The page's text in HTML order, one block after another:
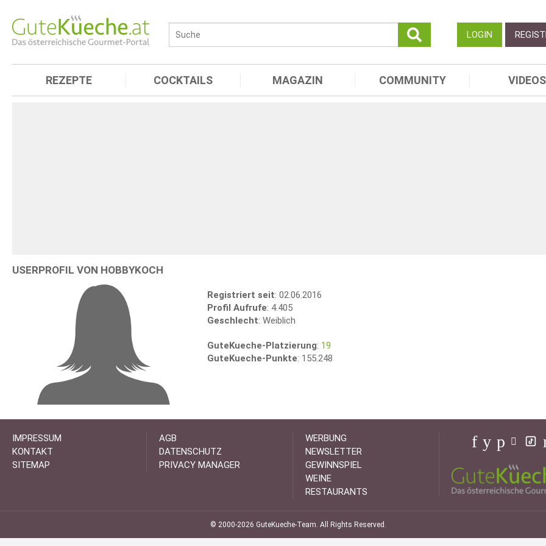
LOGIN
REZEPTE COCKTAILS MAGAZIN COMMUNITY VIDEOS
USERPROFIL VON HOBBYKOCH
Registriert seit: 02.06.2016
Profil Aufrufe: 4.405
Geschlecht: Weiblich
GuteKueche-Platzierung: 19
GuteKueche-Punkte: 155.248
IMPRESSUM
KONTAKT
SITEMAP
AGB
DATENSCHUTZ
PRIVACY MANAGER
WERBUNG
NEWSLETTER
GEWINNSPIEL
WEINE
RESTAURANTS
© 2000-2026 GuteKueche-Team. All Rights Reserved.